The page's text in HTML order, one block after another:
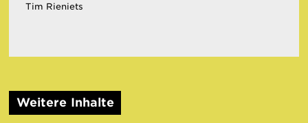
Tim Rieniets
Weitere Inhalte